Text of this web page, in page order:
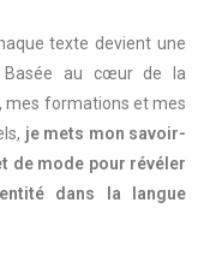
texte devient une
Basée au cœur de la
mes formations et mes
je mets mon savoir-
de mode pour révéler
dans la langue